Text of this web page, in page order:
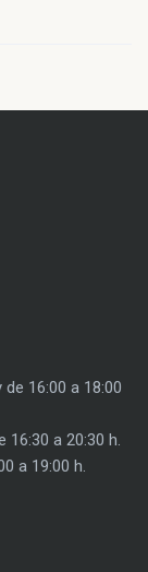
de 16:00 a 18:00
16:30 a 20:30 h.
a 19:00 h.